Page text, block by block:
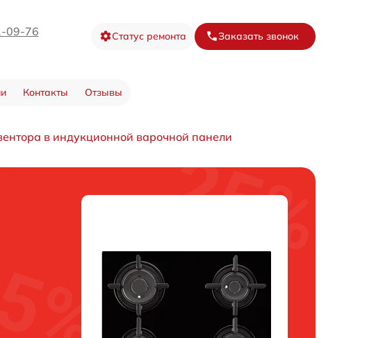
09-76 Статус ремонта Заказать звонок
Контакты Отзывы
в индукционной варочной панели